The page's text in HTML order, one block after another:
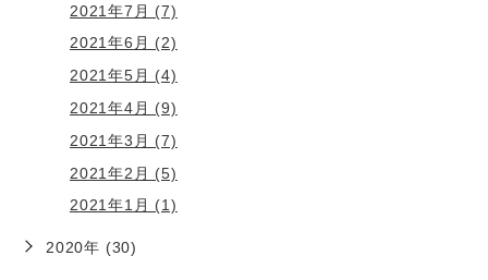
2021年7月 (7)
2021年6月 (2)
2021年5月 (4)
2021年4月 (9)
2021年3月 (7)
2021年2月 (5)
2021年1月 (1)
2020年 (30)